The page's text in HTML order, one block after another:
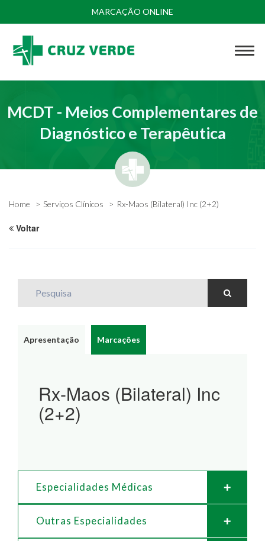
MARCAÇÃO ONLINE
MCDT - Meios Complementares de
Diagnóstico e Terapêutica
Home Serviços Clínicos Rx-Maos (Bilateral) Inc (2+2)
Voltar
Apresentação Marcações
Rx-Maos (Bilateral) Inc
(2+2)
Especialidades Médicas
Outras Especialidades